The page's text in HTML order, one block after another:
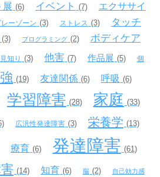
展 (6) イベント (7)
エクササイ
レーゾーン (3) ストレス (3)
タッチ
(3) プログラミング (2) ボディケア
知り (3) 他害 (7) 作品展 (5) 個
(19) 友達関係 (6) 呼吸 (6)
学習障害 (28) 家庭 (33)
広汎性発達障害 (3) 栄養学 (13)
療育 (6) 発達障害 (61)
(14) 知育 (6) 脳 (2) 自己効力感